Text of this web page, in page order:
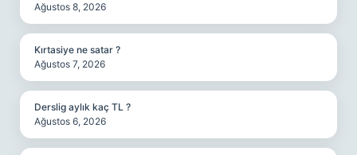
Ağustos 8, 2026
Kırtasiye ne satar ?
Ağustos 7, 2026
Derslig aylık kaç TL ?
Ağustos 6, 2026